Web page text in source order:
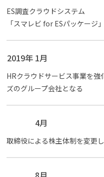
ES調査クラウドシステム
「スマレビ for ESパッケージ
2019年 1月
HRクラウドサービス事業を
ズのグループ会社となる
4月
取締役による株主体制を変更